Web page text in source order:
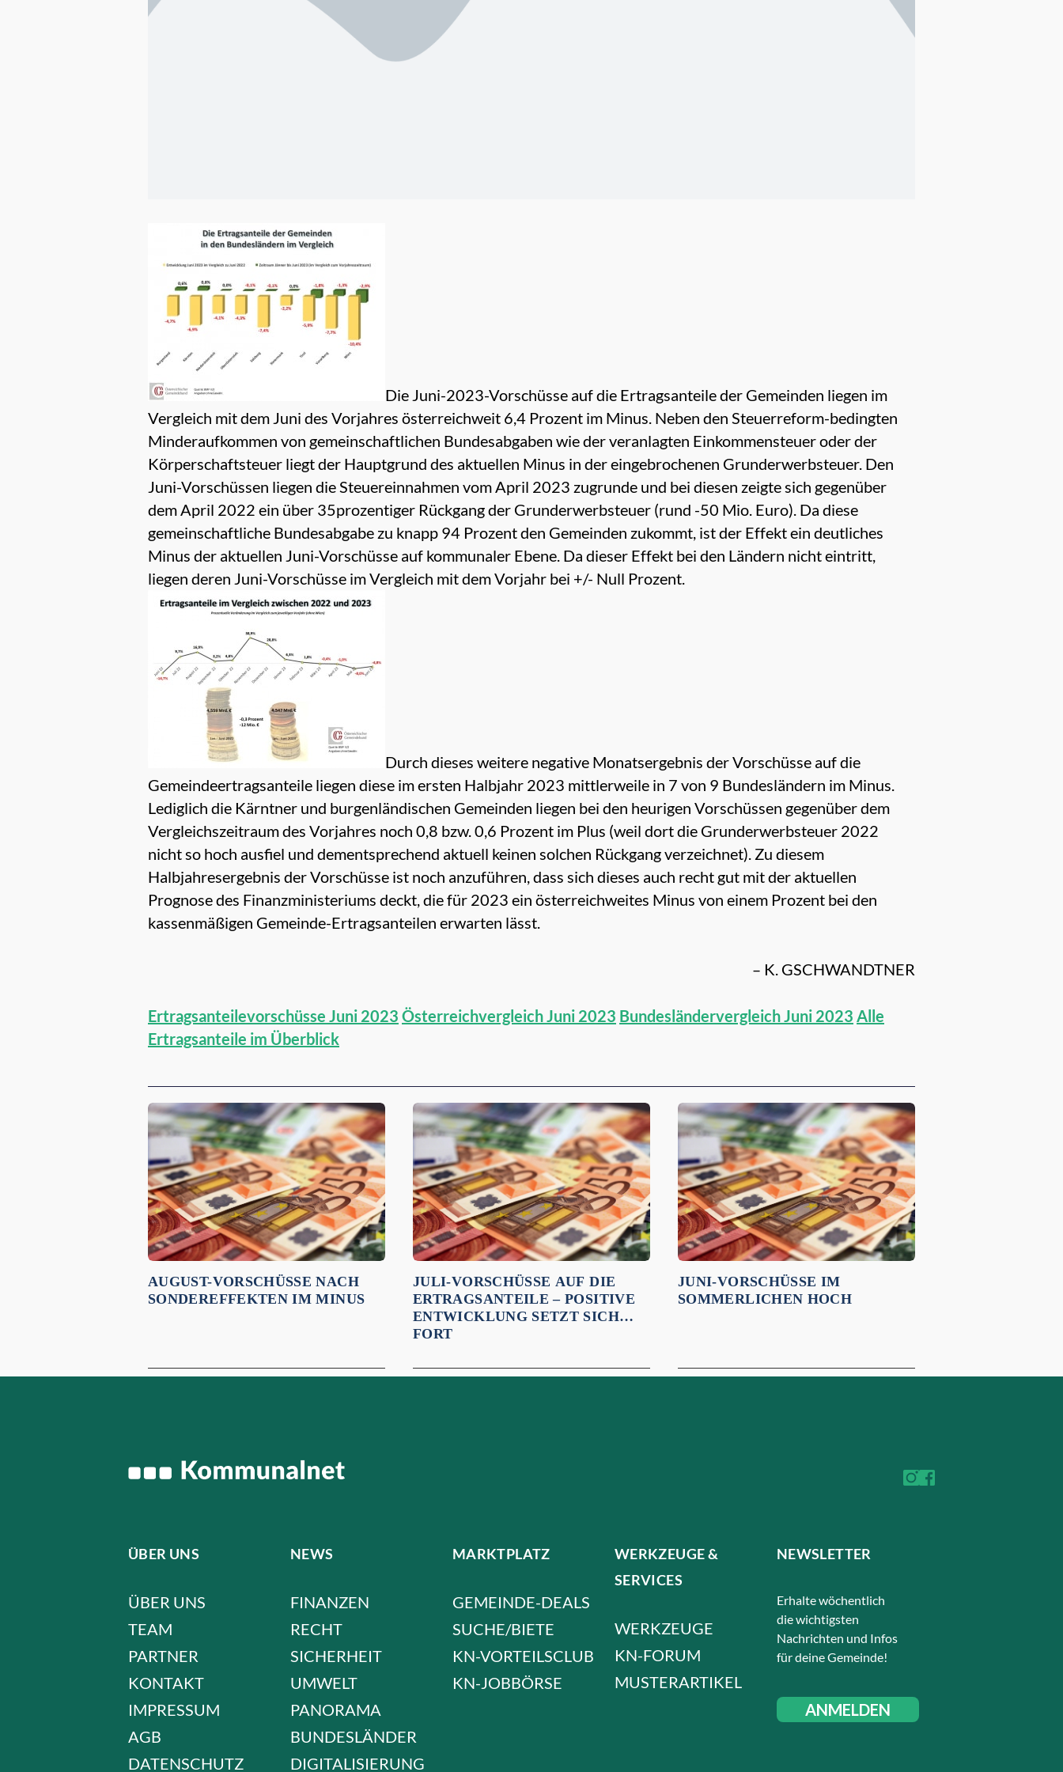
Die Juni-2023-Vorschüsse auf die Ertragsanteile der Gemeinden liegen im
Vergleich mit dem Juni des Vorjahres österreichweit 6,4 Prozent im Minus. Neben den Steuerreform-bedingten
Minderaufkommen von gemeinschaftlichen Bundesabgaben wie der veranlagten Einkommensteuer oder der
Körperschaftsteuer liegt der Hauptgrund des aktuellen Minus in der eingebrochenen Grunderwerbsteuer. Den
Juni-Vorschüssen liegen die Steuereinnahmen vom April 2023 zugrunde und bei diesen zeigte sich gegenüber
dem April 2022 ein über 35prozentiger Rückgang der Grunderwerbsteuer (rund -50 Mio. Euro). Da diese
gemeinschaftliche Bundesabgabe zu knapp 94 Prozent den Gemeinden zukommt, ist der Effekt ein deutliches
Minus der aktuellen Juni-Vorschüsse auf kommunaler Ebene. Da dieser Effekt bei den Ländern nicht eintritt,
liegen deren Juni-Vorschüsse im Vergleich mit dem Vorjahr bei +/- Null Prozent.
Durch dieses weitere negative Monatsergebnis der Vorschüsse auf die
Gemeindeertragsanteile liegen diese im ersten Halbjahr 2023 mittlerweile in 7 von 9 Bundesländern im Minus.
Lediglich die Kärntner und burgenländischen Gemeinden liegen bei den heurigen Vorschüssen gegenüber dem
Vergleichszeitraum des Vorjahres noch 0,8 bzw. 0,6 Prozent im Plus (weil dort die Grunderwerbsteuer 2022
nicht so hoch ausfiel und dementsprechend aktuell keinen solchen Rückgang verzeichnet). Zu diesem
Halbjahresergebnis der Vorschüsse ist noch anzuführen, dass sich dieses auch recht gut mit der aktuellen
Prognose des Finanzministeriums deckt, die für 2023 ein österreichweites Minus von einem Prozent bei den
kassenmäßigen Gemeinde-Ertragsanteilen erwarten lässt.
– K. GSCHWANDTNER
Ertragsanteilevorschüsse Juni 2023 Österreichvergleich Juni 2023 Bundesländervergleich Juni 2023 Alle
Ertragsanteile im Überblick
Empfehlungen für dich:
AUGUST-VORSCHÜSSE NACH
SONDEREFFEKTEN IM MINUS
JULI-VORSCHÜSSE AUF DIE
ERTRAGSANTEILE – POSITIVE
ENTWICKLUNG SETZT SICH
FORT
JUNI-VORSCHÜSSE IM
SOMMERLICHEN HOCH
ÜBER UNS
ÜBER UNS
TEAM
PARTNER
KONTAKT
IMPRESSUM
AGB
DATENSCHUTZ
NEWS
FINANZEN
RECHT
SICHERHEIT
UMWELT
PANORAMA
BUNDESLÄNDER
DIGITALISIERUNG
MARKTPLATZ
GEMEINDE-DEALS
SUCHE/BIETE
KN-VORTEILSCLUB
KN-JOBBÖRSE
WERKZEUGE &
SERVICES
WERKZEUGE
KN-FORUM
MUSTERARTIKEL
NEWSLETTER
Erhalte wöchentlich
die wichtigsten
Nachrichten und Infos
für deine Gemeinde!
ANMELDEN